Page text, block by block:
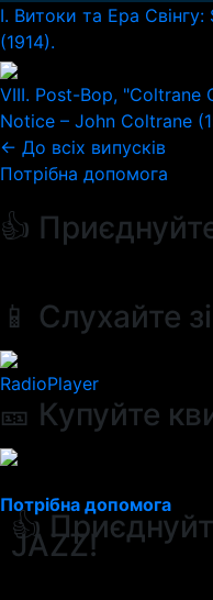
I. Витоки та Ера
(1914).
VIII. Post-Bop, "Coltrane
Notice – John Coltrane
← До всіх випусків
Потрібна допомога
👍
📱 Слухайте
RadioPlayer
🎫 Купуйте
Потрібна допомога
👍
JAZZ!